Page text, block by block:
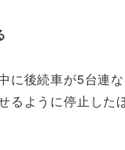
に後続車が5台連
るように停止した